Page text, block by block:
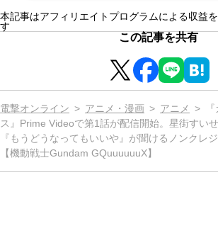
本記事はアフィリエイトプログラムによる収益
す
この記事を共有
電撃オンライン アニメ・漫画 アニメ
ス』Prime Videoで第1話が配信開始。星街すい
『もうどうなってもいいや』が聞けるノンクレ
【機動戦士Gundam GQuuuuuuX】